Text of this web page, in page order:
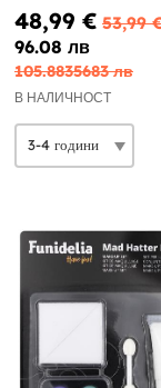
страната на
48,99 € 53,99
96.08 лв
105.8835683 лв
В НАЛИЧНОСТ